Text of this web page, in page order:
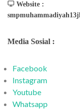
Website :
Media Sosial :
Facebook
Instagram
Youtube
Whatsapp